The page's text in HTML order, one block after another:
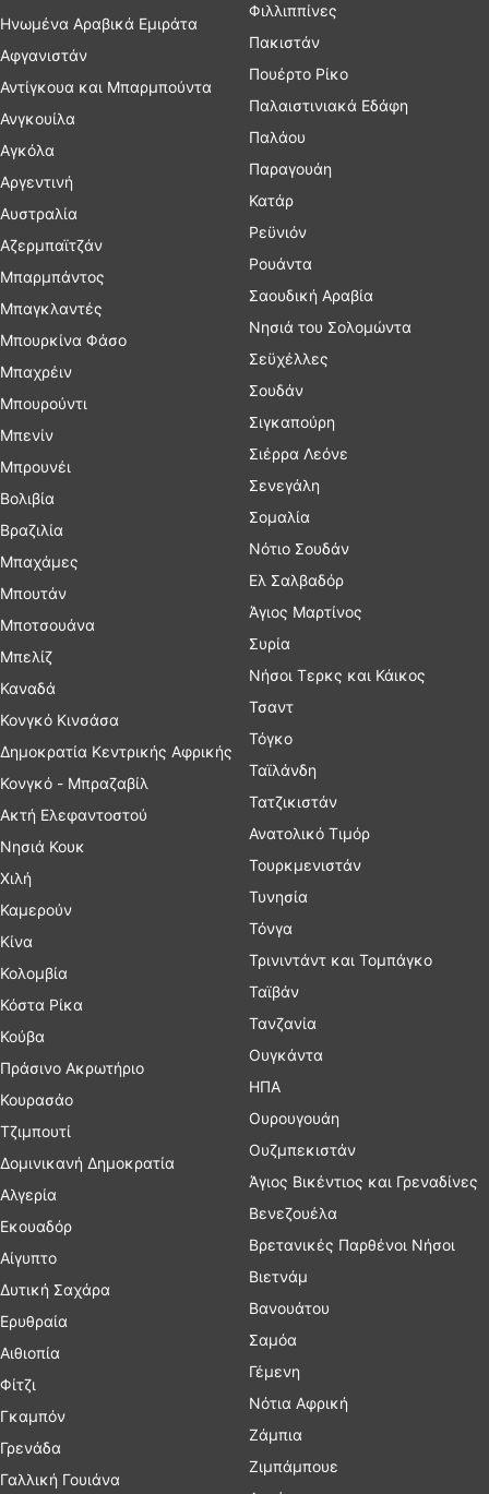
Ηνωμένα Αραβικά Εμιράτα
Αφγανιστάν
Αντίγκουα και Μπαρμπούντα
Ανγκουίλα
Αγκόλα
Αργεντινή
Αυστραλία
Αζερμπαϊτζάν
Μπαρμπάντος
Μπαγκλαντές
Μπουρκίνα Φάσο
Μπαχρέιν
Μπουρούντι
Μπενίν
Μπρουνέι
Βολιβία
Βραζιλία
Μπαχάμες
Μπουτάν
Μποτσουάνα
Μπελίζ
Καναδά
Κονγκό Κινσάσα
Δημοκρατία Κεντρικής Αφρικής
Κονγκό - Μπραζαβίλ
Ακτή Ελεφαντοστού
Νησιά Κουκ
Χιλή
Καμερούν
Κίνα
Κολομβία
Κόστα Ρίκα
Κούβα
Πράσινο Ακρωτήριο
Κουρασάο
Τζιμπουτί
Δομινικανή Δημοκρατία
Αλγερία
Εκουαδόρ
Αίγυπτο
Δυτική Σαχάρα
Ερυθραία
Αιθιοπία
Φίτζι
Γκαμπόν
Γρενάδα
Γαλλική Γουιάνα
Φιλλιππίνες
Πακιστάν
Πουέρτο Ρίκο
Παλαιστινιακά Εδάφη
Παλάου
Παραγουάη
Κατάρ
Ρεϋνιόν
Ρουάντα
Σαουδική Αραβία
Νησιά του Σολομώντα
Σεϋχέλλες
Σουδάν
Σιγκαπούρη
Σιέρρα Λεόνε
Σενεγάλη
Σομαλία
Νότιο Σουδάν
Ελ Σαλβαδόρ
Άγιος Μαρτίνος
Συρία
Νήσοι Τερκς και Κάικος
Τσαντ
Τόγκο
Ταϊλάνδη
Τατζικιστάν
Ανατολικό Τιμόρ
Τουρκμενιστάν
Τυνησία
Τόνγα
Τρινιντάντ και Τομπάγκο
Ταϊβάν
Τανζανία
Ουγκάντα
ΗΠΑ
Ουρουγουάη
Ουζμπεκιστάν
Άγιος Βικέντιος και Γρεναδίνες
Βενεζουέλα
Βρετανικές Παρθένοι Νήσοι
Βιετνάμ
Βανουάτου
Σαμόα
Γέμενη
Νότια Αφρική
Ζάμπια
Ζιμπάμπουε